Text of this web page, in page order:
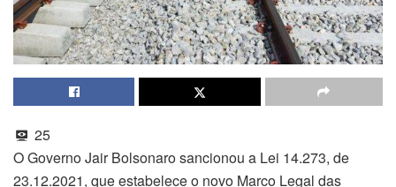
25
O Governo Jair Bolsonaro sancionou a Lei 14.273, de
23.12.2021, que estabelece o novo Marco Legal das